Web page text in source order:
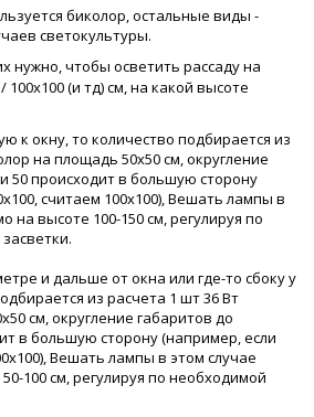
биколор, остальные виды -
светокультуры.
нужно, чтобы осветить рассаду на
100х100 (и тд) см, на какой высоте
к окну, то количество подбирается из
на площадь 50х50 см, округление
50 происходит в большую сторону
считаем 100х100), Вешать лампы в
на высоте 100-150 см, регулируя по
и дальше от окна или где-то сбоку у
из расчета 1 шт 36 Вт
см, округление габаритов до
в большую сторону (например, если
Вешать лампы в этом случае
100 см, регулируя по необходимой